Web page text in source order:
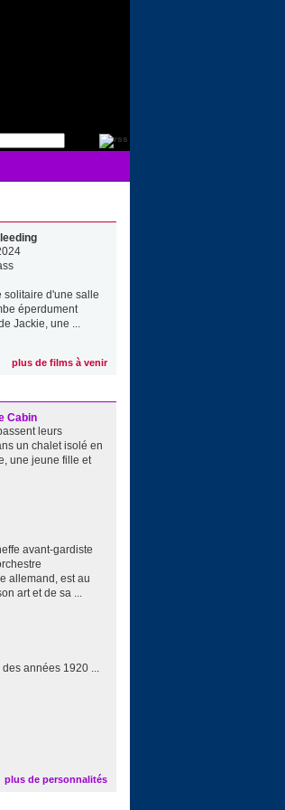
solitaire d'une salle
éperdument
Jackie, une ...
plus de films à venir
Cabin
leurs
un chalet isolé en
une jeune fille et
avant-gardiste
allemand, est au
art et de sa ...
des années 1920 ...
plus de personnalités